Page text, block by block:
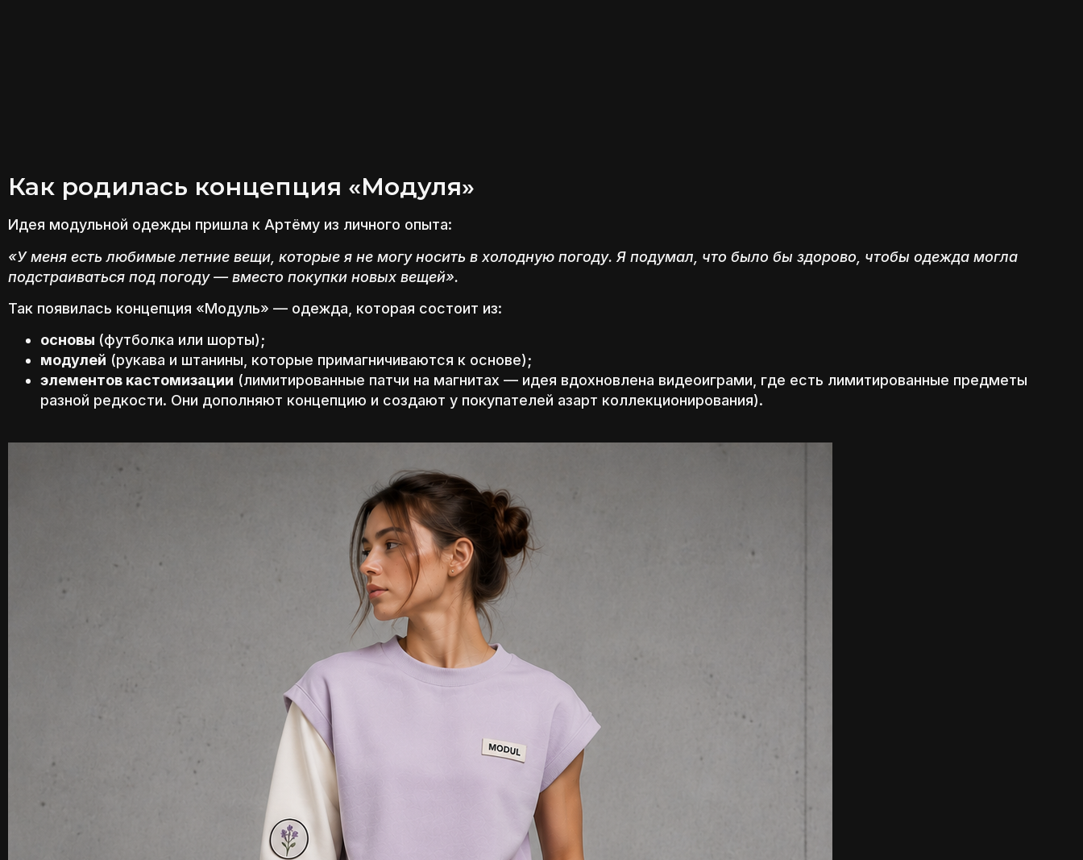
Как родилась концепция «Модуля»
Идея модульной одежды пришла к Артёму из личного опыта:
«У меня есть любимые летние вещи, которые я не могу носить в холодную погоду. Я подумал, что было бы здорово, чтобы одежда могла
подстраиваться под погоду — вместо покупки новых вещей».
Так появилась концепция «Модуль» — одежда, которая состоит из:
основы (футболка или шорты);
модулей (рукава и штанины, которые примагничиваются к основе);
элементов кастомизации (лимитированные патчи на магнитах — идея вдохновлена видеоиграми, где есть лимитированные предметы
разной редкости. Они дополняют концепцию и создают у покупателей азарт коллекционирования).